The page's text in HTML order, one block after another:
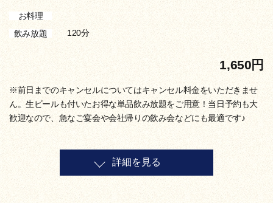
お料理
飲み放題
120分
1,650円
※前日までのキャンセルについてはキャンセル料金をいただきませ
ん。生ビールも付いたお得な単品飲み放題をご用意！当日予約も大
歓迎なので、急なご宴会や会社帰りの飲み会などにも最適です♪
詳細を見る